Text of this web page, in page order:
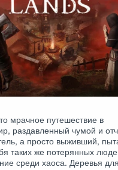
мрачное путешествие в
раздавленный чумой и
а просто выживший,
таких же потерянных
среди хаоса. Деревья